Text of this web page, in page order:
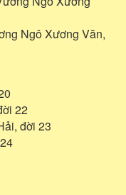
Ngô Xương Văn,
22
đời 23